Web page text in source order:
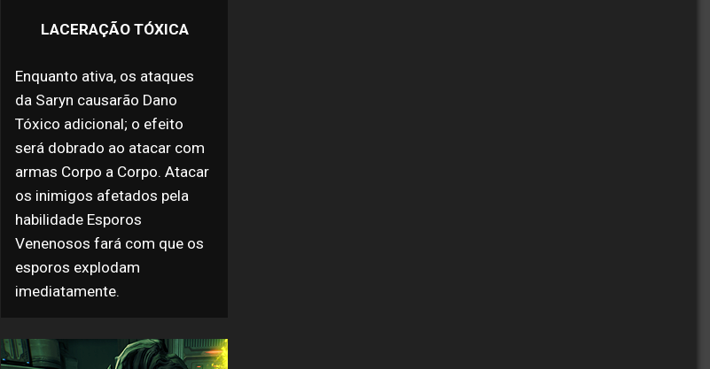
LACERAÇÃO TÓXICA
Enquanto ativa, os ataques
da Saryn causarão Dano
Tóxico adicional; o efeito
será dobrado ao atacar com
armas Corpo a Corpo. Atacar
os inimigos afetados pela
habilidade Esporos
Venenosos fará com que os
esporos explodam
imediatamente.